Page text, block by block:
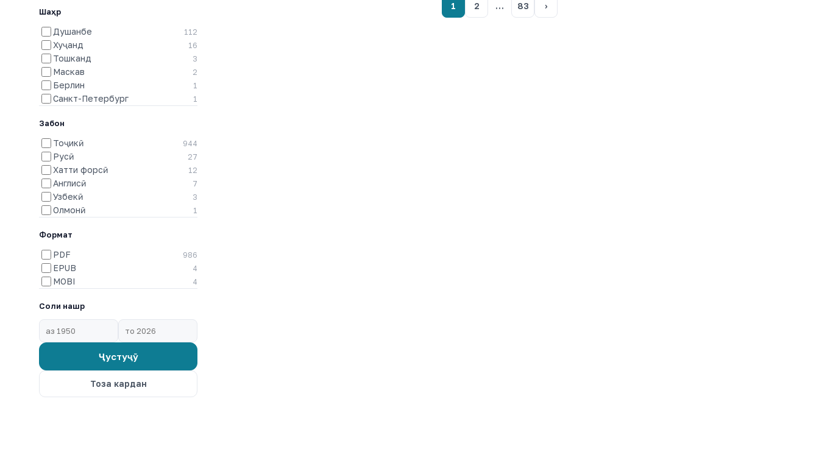
Шаҳр
Душанбе 112
Хуҷанд 16
Тошканд 3
Маскав 2
Берлин 1
Санкт-Петербург 1
Забон
Тоҷикӣ 944
Русӣ 27
Хатти форсӣ 12
Англисӣ 7
Узбекӣ 3
Олмонӣ 1
Формат
PDF 986
EPUB 4
MOBI 4
Соли нашр
Ҷустуҷӯ
Тоза кардан
1 2 … 83 ›